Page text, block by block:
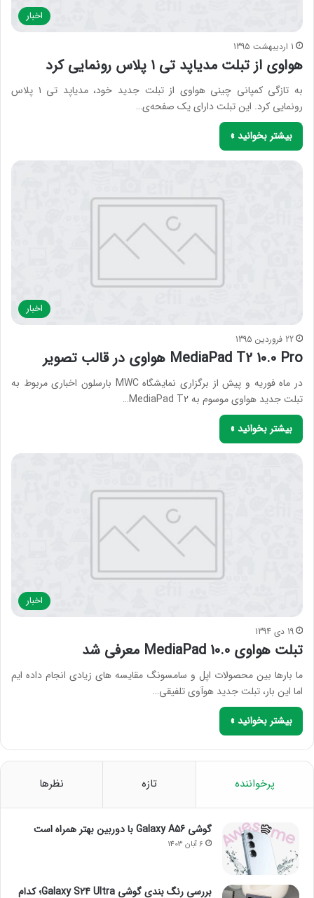
اخبار
1 اردیبهشت 1395
هواوی از تبلت مدیاپد تی ۱ پلاس رونمایی کرد
به تازگی کمپانی چینی هواوی از تبلت جدید خود، مدیاپد تی ۱ پلاس
رونمایی کرد. این تبلت دارای یک صفحه‌ی…
بیشتر بخوانید »
اخبار
22 فروردین 1395
MediaPad T2 10.0 Pro هواوی در قالب تصویر
در ماه فوریه و پیش از برگزاری نمایشگاه MWC بارسلون اخباری مربوط به
تبلت جدید هواوی موسوم به MediaPad T2…
بیشتر بخوانید »
اخبار
19 دی 1394
تبلت هواوی MediaPad 10.0 معرفی شد
ما بارها بین محصولات اپل و سامسونگ مقایسه های زیادی انجام داده ایم
اما این بار، تبلت جدید هوآوی تلفیقی…
بیشتر بخوانید »
پرخواننده تازه نظرها
گوشی Galaxy A56 با دوربین بهتر همراه است
6 آبان 1403
بررسی رنگ بندی گوشی Galaxy S24 Ultra؛ کدام